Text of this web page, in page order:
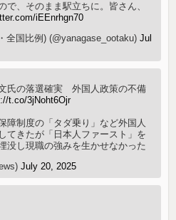
で、そのまま駅立ちに。皆さん、
iEEnrhgn70
全国比例) (@yanagase_ootaku)Jul
氏の落選確実 外国人政策の不備
t.co/3jNoht6Ojr
障制度の「タダ乗り」など外国人
てきたが「日本人ファースト」を
没し現職の強みを生かせなかった
July 20, 2025